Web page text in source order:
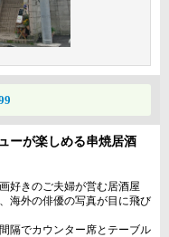
ーが楽しめる串焼居酒
好きのご夫婦が営む居酒屋
海外の俳優の写真が目に飛び
隔でカウンター席とテーブル